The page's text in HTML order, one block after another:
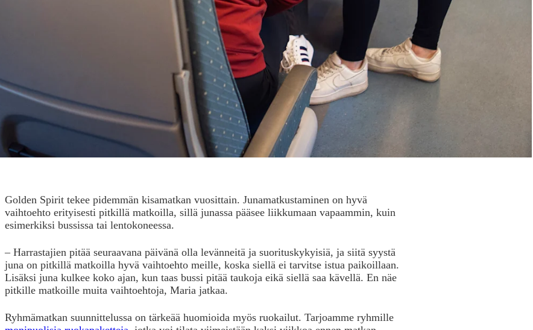
Golden Spirit tekee pidemmän kisamatkan vuosittain. Junamatkustaminen on hyvä
vaihtoehto erityisesti pitkillä matkoilla, sillä junassa pääsee liikkumaan vapaammin, kuin
esimerkiksi bussissa tai lentokoneessa.
– Harrastajien pitää seuraavana päivänä olla levänneitä ja suorituskykyisiä, ja siitä syystä
juna on pitkillä matkoilla hyvä vaihtoehto meille, koska siellä ei tarvitse istua paikoillaan.
Lisäksi juna kulkee koko ajan, kun taas bussi pitää taukoja eikä siellä saa kävellä. En näe
pitkille matkoille muita vaihtoehtoja, Maria jatkaa.
Ryhmämatkan suunnittelussa on tärkeää huomioida myös ruokailut. Tarjoamme ryhmille